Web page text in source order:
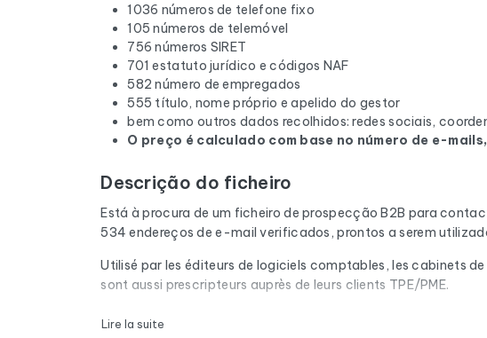
1036 números de telefone fixo
105 números de telemóvel
756 números SIRET
701 estatuto jurídico e códigos NAF
582 número de empregados
555 título, nome próprio e apelido do gestor
bem como outros dados recolhidos: redes sociais,
O preço é calculado com base no número de e-
Descrição do ficheiro
Está à procura de um ficheiro de prospecção B2B para
534 endereços de e-mail verificados, prontos a serem
Utilisé par les éditeurs de logiciels comptables, les cabinets
sont aussi prescripteurs auprès de leurs clients TPE/PME.
Cada e-mail da lista é submetido a uma verificação
Lire la suite